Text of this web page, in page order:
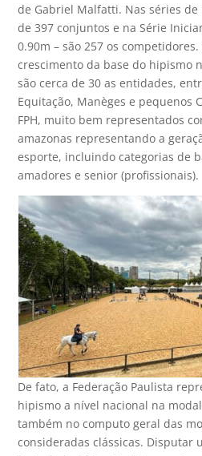
de Gabriel Malfatti. Nas séries de
de 397 conjuntos e na Série
0.90m – são 257 os
crescimento da base do hipismo
são cerca de 30 as entidades,
Equitação, Manèges e pequenos
FPH, muito bem representados
amazonas representando a
esporte, incluindo categorias de
amadores e senior (profissionais).
De fato, a Federação Paulista
hipismo a nível nacional na
também no computo geral das
consideradas clássicas. Disputar